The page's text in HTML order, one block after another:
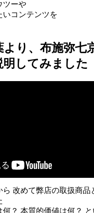
ツーや
いコンテンツを
より、布施弥七
明してみました
改めて弊店の取扱商品
？ 本質的価値は何？